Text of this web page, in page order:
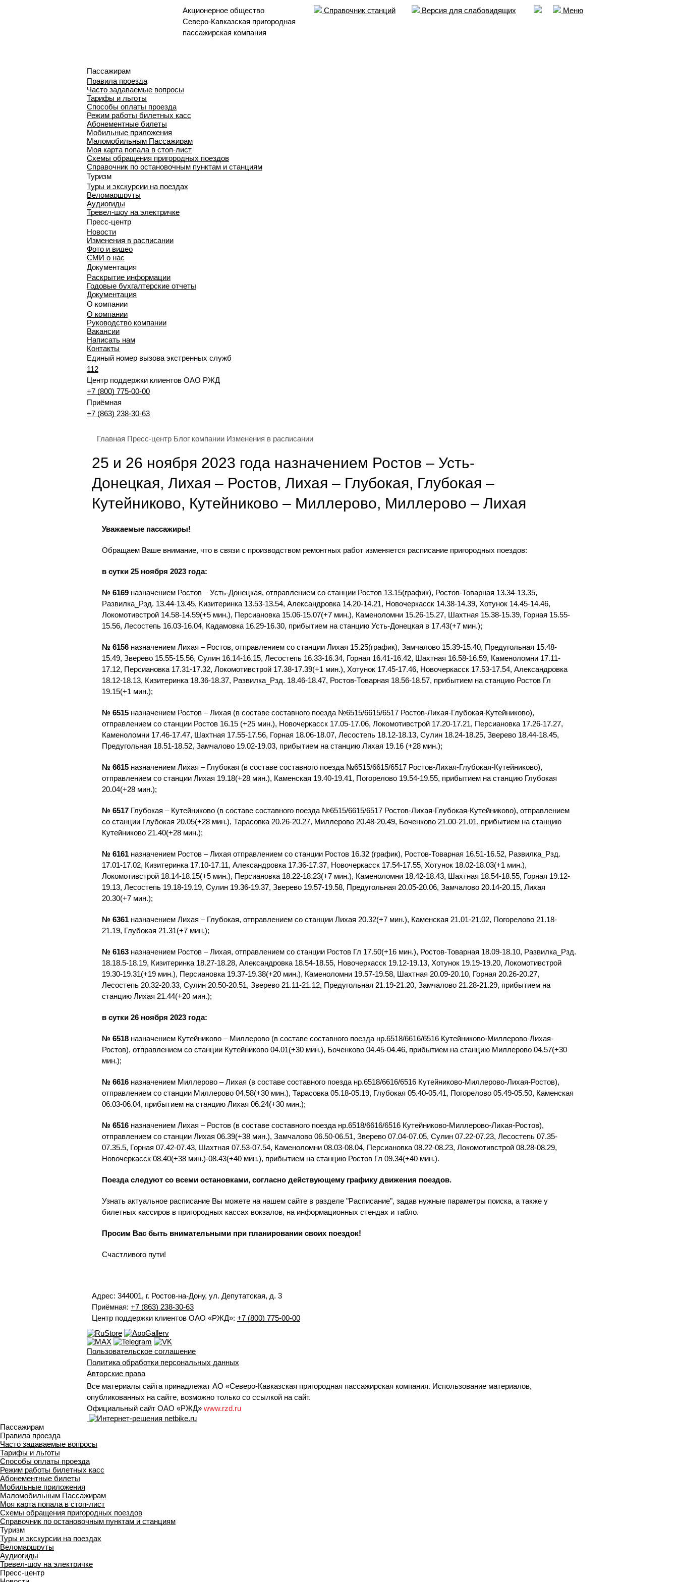
Акционерное общество
Северо-Кавказская пригородная
пассажирская компания
Справочник станций Версия для слабовидящих Меню
Пассажирам
Правила проезда
Часто задаваемые вопросы
Тарифы и льготы
Способы оплаты проезда
Режим работы билетных касс
Абонементные билеты
Мобильные приложения
Маломобильным Пассажирам
Моя карта попала в стоп-лист
Cхемы обращения пригородных поездов
Справочник по остановочным пунктам и станциям
Туризм
Туры и экскурсии на поездах
Веломаршруты
Аудиогиды
Тревел-шоу на электричке
Пресс-центр
Новости
Изменения в расписании
Фото и видео
СМИ о нас
Документация
Раскрытие информации
Годовые бухгалтерские отчеты
Документация
О компании
О компании
Руководство компании
Вакансии
Написать нам
Контакты
Единый номер вызова экстренных служб
112
Центр поддержки клиентов ОАО РЖД
+7 (800) 775-00-00
Приёмная
+7 (863) 238-30-63
Главная Пресс-центр Блог компании Изменения в расписании
25 и 26 ноября 2023 года назначением Ростов – Усть-
Донецкая, Лихая – Ростов, Лихая – Глубокая, Глубокая –
Кутейниково, Кутейниково – Миллерово, Миллерово – Лихая
Уважаемые пассажиры!
Обращаем Ваше внимание, что в связи с производством ремонтных работ изменяется расписание пригородных поездов:
в сутки 25 ноября 2023 года:
№ 6169 назначением Ростов – Усть-Донецкая, отправлением со станции Ростов 13.15(график), Ростов-Товарная 13.34-13.35,
Развилка_Рзд. 13.44-13.45, Кизитеринка 13.53-13.54, Александровка 14.20-14.21, Новочеркасск 14.38-14.39, Хотунок 14.45-14.46,
Локомотивстрой 14.58-14.59(+5 мин.), Персиановка 15.06-15.07(+7 мин.), Каменоломни 15.26-15.27, Шахтная 15.38-15.39, Горная 15.55-
15.56, Лесостепь 16.03-16.04, Кадамовка 16.29-16.30, прибытием на станцию Усть-Донецкая в 17.43(+7 мин.);
№ 6156 назначением Лихая – Ростов, отправлением со станции Лихая 15.25(график), Замчалово 15.39-15.40, Предугольная 15.48-
15.49, Зверево 15.55-15.56, Сулин 16.14-16.15, Лесостепь 16.33-16.34, Горная 16.41-16.42, Шахтная 16.58-16.59, Каменоломни 17.11-
17.12, Персиановка 17.31-17.32, Локомотивстрой 17.38-17.39(+1 мин.), Хотунок 17.45-17.46, Новочеркасск 17.53-17.54, Александровка
18.12-18.13, Кизитеринка 18.36-18.37, Развилка_Рзд. 18.46-18.47, Ростов-Товарная 18.56-18.57, прибытием на станцию Ростов Гл
19.15(+1 мин.);
№ 6515 назначением Ростов – Лихая (в составе составного поезда №6515/6615/6517 Ростов-Лихая-Глубокая-Кутейниково),
отправлением со станции Ростов 16.15 (+25 мин.), Новочеркасск 17.05-17.06, Локомотивстрой 17.20-17.21, Персиановка 17.26-17.27,
Каменоломни 17.46-17.47, Шахтная 17.55-17.56, Горная 18.06-18.07, Лесостепь 18.12-18.13, Сулин 18.24-18.25, Зверево 18.44-18.45,
Предугольная 18.51-18.52, Замчалово 19.02-19.03, прибытием на станцию Лихая 19.16 (+28 мин.);
№ 6615 назначением Лихая – Глубокая (в составе составного поезда №6515/6615/6517 Ростов-Лихая-Глубокая-Кутейниково),
отправлением со станции Лихая 19.18(+28 мин.), Каменская 19.40-19.41, Погорелово 19.54-19.55, прибытием на станцию Глубокая
20.04(+28 мин.);
№ 6517 Глубокая – Кутейниково (в составе составного поезда №6515/6615/6517 Ростов-Лихая-Глубокая-Кутейниково), отправлением
со станции Глубокая 20.05(+28 мин.), Тарасовка 20.26-20.27, Миллерово 20.48-20.49, Боченково 21.00-21.01, прибытием на станцию
Кутейниково 21.40(+28 мин.);
№ 6161 назначением Ростов – Лихая отправлением со станции Ростов 16.32 (график), Ростов-Товарная 16.51-16.52, Развилка_Рзд.
17.01-17.02, Кизитеринка 17.10-17.11, Александровка 17.36-17.37, Новочеркасск 17.54-17.55, Хотунок 18.02-18.03(+1 мин.),
Локомотивстрой 18.14-18.15(+5 мин.), Персиановка 18.22-18.23(+7 мин.), Каменоломни 18.42-18.43, Шахтная 18.54-18.55, Горная 19.12-
19.13, Лесостепь 19.18-19.19, Сулин 19.36-19.37, Зверево 19.57-19.58, Предугольная 20.05-20.06, Замчалово 20.14-20.15, Лихая
20.30(+7 мин.);
№ 6361 назначением Лихая – Глубокая, отправлением со станции Лихая 20.32(+7 мин.), Каменская 21.01-21.02, Погорелово 21.18-
21.19, Глубокая 21.31(+7 мин.);
№ 6163 назначением Ростов – Лихая, отправлением со станции Ростов Гл 17.50(+16 мин.), Ростов-Товарная 18.09-18.10, Развилка_Рзд.
18.18.5-18.19, Кизитеринка 18.27-18.28, Александровка 18.54-18.55, Новочеркасск 19.12-19.13, Хотунок 19.19-19.20, Локомотивстрой
19.30-19.31(+19 мин.), Персиановка 19.37-19.38(+20 мин.), Каменоломни 19.57-19.58, Шахтная 20.09-20.10, Горная 20.26-20.27,
Лесостепь 20.32-20.33, Сулин 20.50-20.51, Зверево 21.11-21.12, Предугольная 21.19-21.20, Замчалово 21.28-21.29, прибытием на
станцию Лихая 21.44(+20 мин.);
в сутки 26 ноября 2023 года:
№ 6518 назначением Кутейниково – Миллерово (в составе составного поезда нр.6518/6616/6516 Кутейниково-Миллерово-Лихая-
Ростов), отправлением со станции Кутейниково 04.01(+30 мин.), Боченково 04.45-04.46, прибытием на станцию Миллерово 04.57(+30
мин.);
№ 6616 назначением Миллерово – Лихая (в составе составного поезда нр.6518/6616/6516 Кутейниково-Миллерово-Лихая-Ростов),
отправлением со станции Миллерово 04.58(+30 мин.), Тарасовка 05.18-05.19, Глубокая 05.40-05.41, Погорелово 05.49-05.50, Каменская
06.03-06.04, прибытием на станцию Лихая 06.24(+30 мин.);
№ 6516 назначением Лихая – Ростов (в составе составного поезда нр.6518/6616/6516 Кутейниково-Миллерово-Лихая-Ростов),
отправлением со станции Лихая 06.39(+38 мин.), Замчалово 06.50-06.51, Зверево 07.04-07.05, Сулин 07.22-07.23, Лесостепь 07.35-
07.35.5, Горная 07.42-07.43, Шахтная 07.53-07.54, Каменоломни 08.03-08.04, Персиановка 08.22-08.23, Локомотивстрой 08.28-08.29,
Новочеркасск 08.40(+38 мин.)-08.43(+40 мин.), прибытием на станцию Ростов Гл 09.34(+40 мин.).
Поезда следуют со всеми остановками, согласно действующему графику движения поездов.
Узнать актуальное расписание Вы можете на нашем сайте в разделе "Расписание", задав нужные параметры поиска, а также у
билетных кассиров в пригородных кассах вокзалов, на информационных стендах и табло.
Просим Вас быть внимательными при планировании своих поездок!
Счастливого пути!
Адрес: 344001, г. Ростов-на-Дону, ул. Депутатская, д. 3
Приёмная: +7 (863) 238-30-63
Центр поддержки клиентов ОАО «РЖД»: +7 (800) 775-00-00
Пользовательское соглашение
Политика обработки персональных данных
Авторские права
Все материалы сайта принадлежат АО «Северо-Кавказская пригородная пассажирская компания. Использование материалов,
опубликованных на сайте, возможно только со ссылкой на сайт.
Официальный сайт ОАО «РЖД» www.rzd.ru
Пассажирам
Правила проезда
Часто задаваемые вопросы
Тарифы и льготы
Способы оплаты проезда
Режим работы билетных касс
Абонементные билеты
Мобильные приложения
Маломобильным Пассажирам
Моя карта попала в стоп-лист
Cхемы обращения пригородных поездов
Справочник по остановочным пунктам и станциям
Туризм
Туры и экскурсии на поездах
Веломаршруты
Аудиогиды
Тревел-шоу на электричке
Пресс-центр